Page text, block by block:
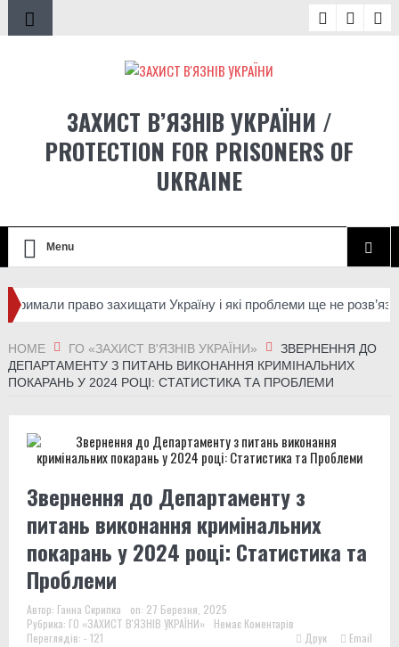
ЗАХИСТ В’ЯЗНІВ УКРАЇНИ /
PROTECTION FOR PRISONERS OF
UKRAINE
Menu
право захищати Україну і які проблеми ще не розв’язані
HOME ГО «ЗАХИСТ В'ЯЗНІВ УКРАЇНИ»
ЗВЕРНЕННЯ ДО
ДЕПАРТАМЕНТУ З ПИТАНЬ ВИКОНАННЯ КРИМІНАЛЬНИХ
ПОКАРАНЬ У 2024 РОЦІ: СТАТИСТИКА ТА ПРОБЛЕМИ
Звернення до Департаменту з
питань виконання кримінальних
покарань у 2024 році: Статистика та
Проблеми
Автор: Ганна Скрипка on: 27 Березня, 2025
Рубрика: ГО «ЗАХИСТ В'ЯЗНІВ УКРАЇНИ»
Немає Коментарів
Переглядів: - 121
Друк Email